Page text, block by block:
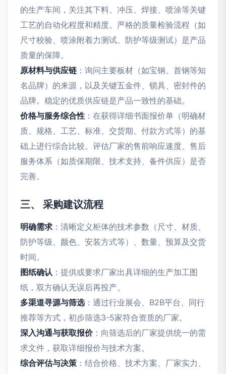
的生产车间，关注其下料、冲压、焊接、喷涂等关键
工艺的自动化程度和精度。严格的质量检验流程（如
尺寸校验、喷涂附着力测试、防护等级测试）是产品
质量的保障。
原材料与供应链 ：询问主要板材（如宝钢、首钢等知
名品牌）的来源，以及关键五金件、锁具、密封件的
品牌。稳定的优质供应链是产品一致性的基础。
价格与服务综合性 ：在获得详细书面报价单（明确材
质、规格、工艺、标准、交货期、付款方式等）的基
础上进行综合比较。评估厂家的售前响应速度、售后
服务体系（如质保期限、技术支持、备件供应）是否
完善。
三、 采购建议流程
明确需求 ：清晰定义柜体的技术参数（尺寸、材质、
防护等级、颜色、安装方式等）、数量、预算及交货
时间。
图纸确认 ：提供或要求厂家出具详细的生产加工图
纸，双方确认无误后再投产。
多渠道寻源与筛选：通过行业展会、B2B平台、同行
推荐等方式，初步筛选3-5家符合资质的厂家。
深入沟通与获取报价：向筛选后的厂家提供统一的需
求文件，获取详细报价与技术方案。
综合评估与决策 ：结合价格、技术方案、厂家实力、